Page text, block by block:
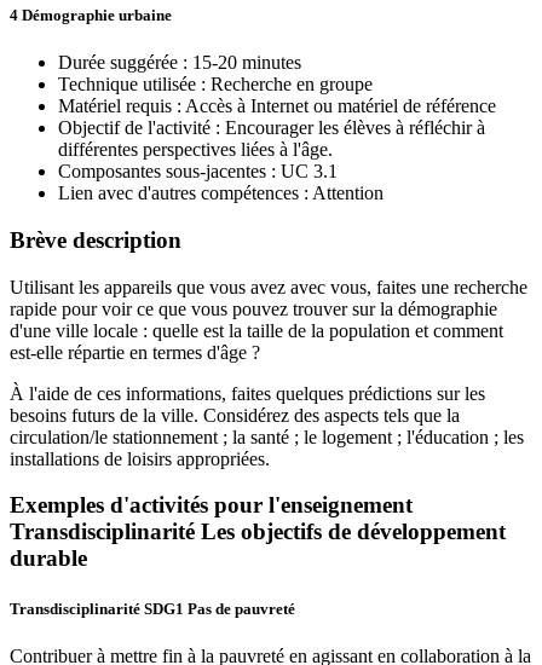
4 Démographie urbaine
Durée suggérée : 15-20 minutes
Technique utilisée : Recherche en groupe
Matériel requis : Accès à Internet ou matériel de référence
Objectif de l'activité : Encourager les élèves à réfléchir à
différentes perspectives liées à l'âge.
Composantes sous-jacentes : UC 3.1
Lien avec d'autres compétences : Attention
Brève description
Utilisant les appareils que vous avez avec vous, faites une recherche
rapide pour voir ce que vous pouvez trouver sur la démographie
d'une ville locale : quelle est la taille de la population et comment
est-elle répartie en termes d'âge ?
À l'aide de ces informations, faites quelques prédictions sur les
besoins futurs de la ville. Considérez des aspects tels que la
circulation/le stationnement ; la santé ; le logement ; l'éducation ; les
installations de loisirs appropriées.
Exemples d'activités pour l'enseignement
Transdisciplinarité Les objectifs de développement
durable
Transdisciplinarité SDG1 Pas de pauvreté
Contribuer à mettre fin à la pauvreté en agissant en collaboration à la